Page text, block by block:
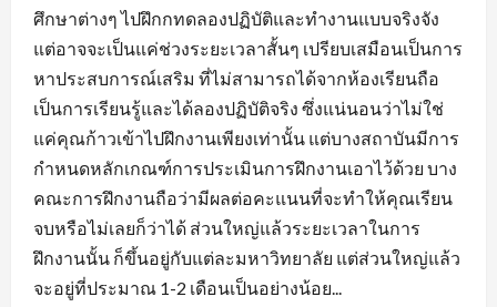
ศึกษาต่างๆ ไปฝึกกทดลองปฏิบัติและทำงานแบบจริงจัง
แต่อาจจะเป็นแค่ช่วงระยะเวลาสั้นๆ เปรียบเสมือนเป็นการ
หาประสบการณ์เสริม ที่ไม่สามารถได้จากห้องเรียนถือ
เป็นการเรียนรู้และได้ลองปฏิบัติจริง ซึ่งแน่นอนว่าไม่ใช่
แค่คุณก้าวเข้าไปฝึกงานเพียงเท่านั้น แต่บางสถาบันมีการ
กำหนดหลักเกณฑ์การประเมินการฝึกงานเอาไว้ด้วย บาง
คณะการฝึกงานถือว่ามีผลต่อคะแนนที่จะทำให้คุณเรียน
จบหรือไม่เลยก็ว่าได้ ส่วนใหญ่แล้วระยะเวลาในการ
ฝึกงานนั้น ก็ขึ้นอยู่กับแต่ละมหาวิทยาลัย แต่ส่วนใหญ่แล้ว
จะอยู่ที่ประมาณ 1-2 เดือนเป็นอย่างน้อย...